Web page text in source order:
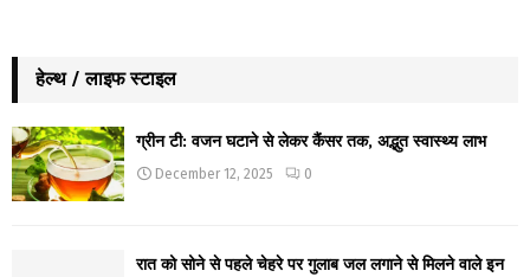
हेल्थ / लाइफ स्टाइल
ग्रीन टी: वजन घटाने से लेकर कैंसर तक, अद्भुत स्वास्थ्य लाभ
December 12, 2025 0
रात को सोने से पहले चेहरे पर गुलाब जल लगाने से मिलने वाले इन